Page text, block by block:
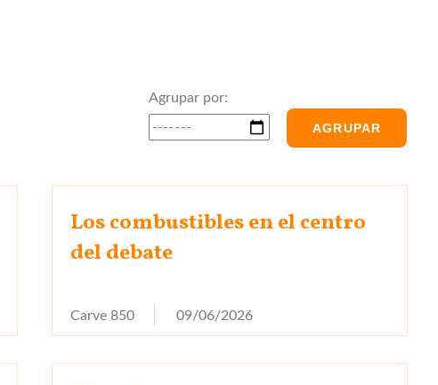
Agrupar por:
AGRUPAR
Los combustibles en el centro
del debate
Carve 850 09/06/2026